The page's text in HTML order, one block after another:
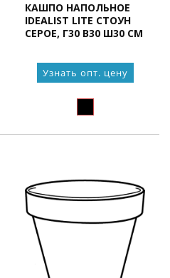
КАШПО НАПОЛЬНОЕ
IDEALIST LITE СТОУН
СЕРОЕ, Г30 В30 Ш30 СМ
Узнать опт. цену